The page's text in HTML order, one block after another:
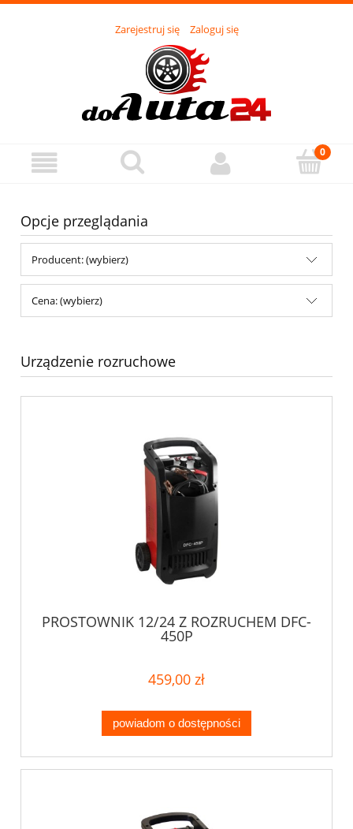
Zarejestruj się Zaloguj się
Opcje przeglądania
Producent: (wybierz)
Cena: (wybierz)
Urządzenie rozruchowe
PROSTOWNIK 12/24 Z ROZRUCHEM DFC-
450P
459,00 zł
powiadom o dostępności